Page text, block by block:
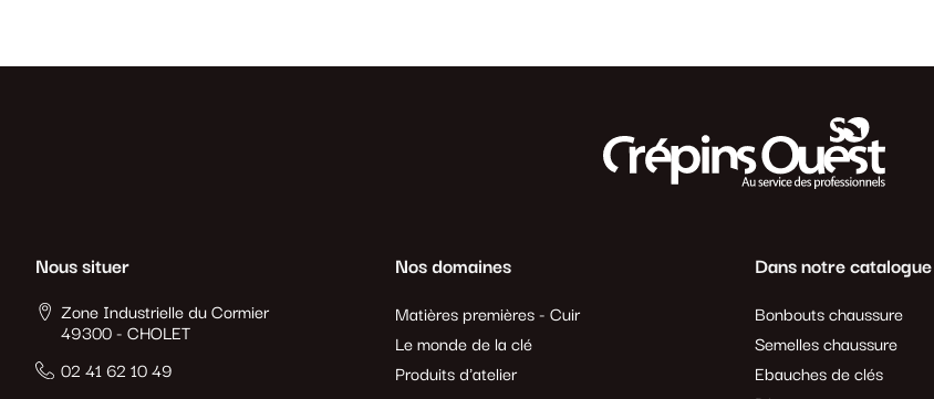
Nous situer
Zone Industrielle du Cormier
49300 - CHOLET
02 41 62 10 49
Nos domaines
Matières premières - Cuir
Le monde de la clé
Produits d'atelier
Dans notre catalogue
Bonbouts chaussure
Semelles chaussure
Ebauches de clés